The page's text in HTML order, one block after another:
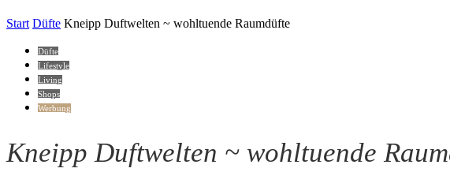
Start Düfte Kneipp Duftwelten ~ wohltuende Raumdüfte
Düfte
Lifestyle
Living
Shops
Werbung
Kneipp Duftwelten ~ wohltuende